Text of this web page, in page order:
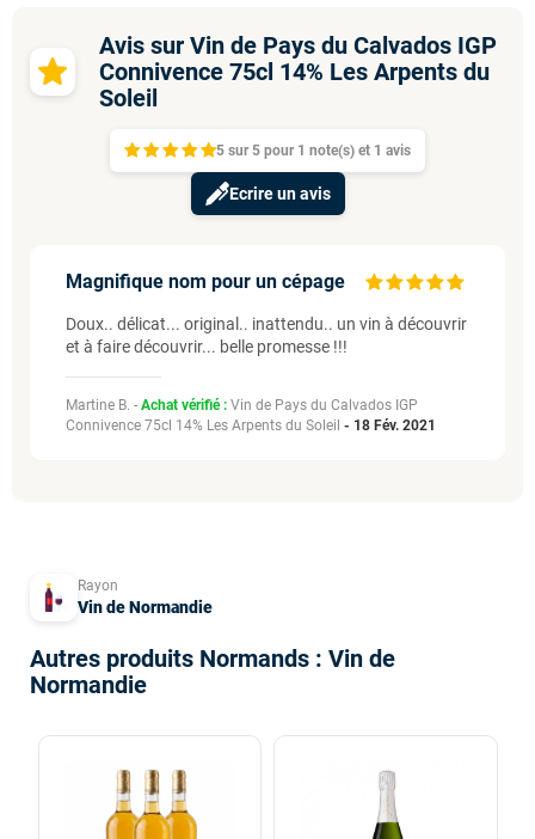
Avis sur Vin de Pays du Calvados IGP
Connivence 75cl 14% Les Arpents du
Soleil
5 sur 5 pour 1 note(s) et 1 avis
Ecrire un avis
Magnifique nom pour un cépage
Doux.. délicat... original.. inattendu.. un vin à découvrir
et à faire découvrir... belle promesse !!!
Martine B. - Achat vérifié : Vin de Pays du Calvados IGP
Connivence 75cl 14% Les Arpents du Soleil - 18 Fév. 2021
Rayon
Vin de Normandie
Autres produits Normands : Vin de
Normandie